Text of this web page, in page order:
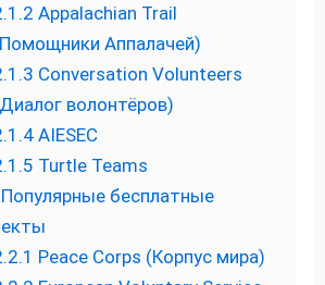
Appalachian Trail
Аппалачей)
Conversation Volunteers
волонтёров)
AIESEC
Turtle Teams
Популярные бесплатные
Peace Corps (Корпус мира)